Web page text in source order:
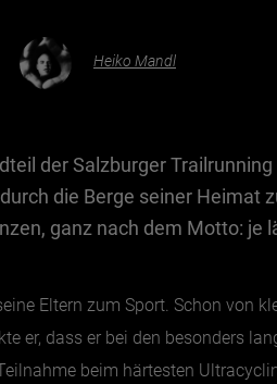
Heiko Mandl
der Salzburger
die Berge seiner Heimat
ganz nach dem Motto: je
Eltern zum Sport. Schon von
er, dass er bei den besonders
beim härtesten